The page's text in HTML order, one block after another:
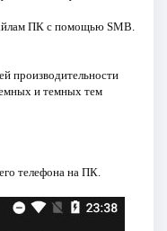
ПК с помощью SMB.
производительности
и темных тем
телефона на ПК.